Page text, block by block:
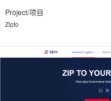
Project/项目
Zipto